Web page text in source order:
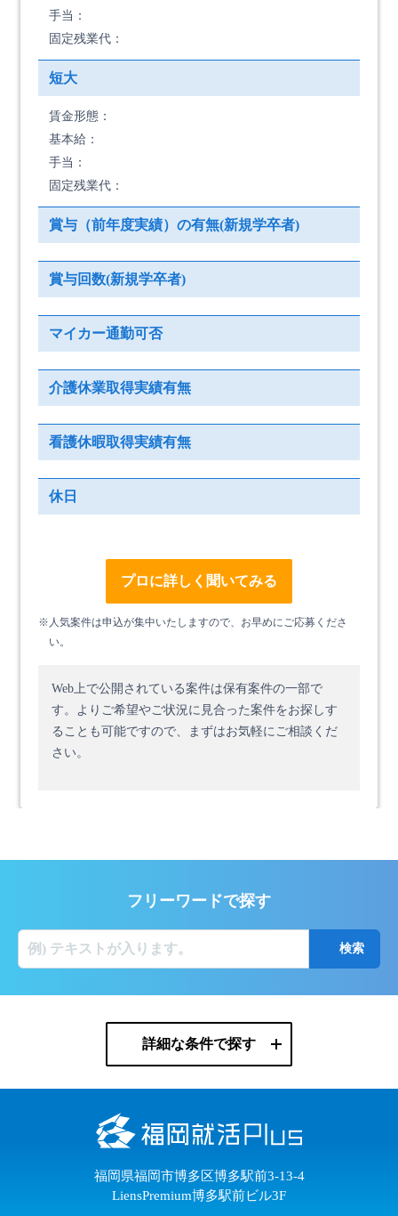
手当：
固定残業代：
短大
賃金形態：
基本給：
手当：
固定残業代：
賞与（前年度実績）の有無(新規学卒者)
賞与回数(新規学卒者)
マイカー通勤可否
介護休業取得実績有無
看護休暇取得実績有無
休日
プロに詳しく聞いてみる
※人気案件は申込が集中いたしますので、お早めにご応募くださ
い。
Web上で公開されている案件は保有案件の一部で
す。 よりご希望やご状況に見合った案件をお探しす
ることも可能ですので、まずはお気軽にご相談くだ
さい。
フリーワードで探す
詳細な条件で探す
福岡県福岡市博多区博多駅前3-13-4
LiensPremium博多駅前ビル3F